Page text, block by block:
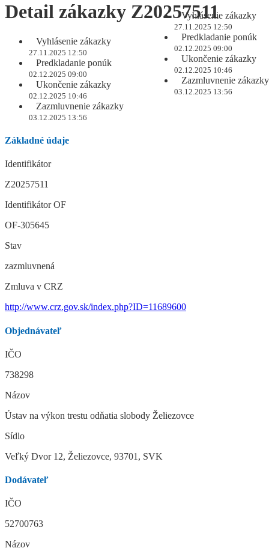
Vyhlásenie zákazky
27.11.2025 12:50
Predkladanie ponúk
02.12.2025 09:00
Ukončenie zákazky
02.12.2025 10:46
Zazmluvnenie zákazky
03.12.2025 13:56
Detail zákazky Z20257511
Vyhlásenie zákazky
27.11.2025 12:50
Predkladanie ponúk
02.12.2025 09:00
Ukončenie zákazky
02.12.2025 10:46
Zazmluvnenie zákazky
03.12.2025 13:56
Základné údaje
Identifikátor
Z20257511
Identifikátor OF
OF-305645
Stav
zazmluvnená
Zmluva v CRZ
http://www.crz.gov.sk/index.php?ID=11689600
Objednávateľ
IČO
738298
Názov
Ústav na výkon trestu odňatia slobody Želiezovce
Sídlo
Veľký Dvor 12, Želiezovce, 93701, SVK
Dodávateľ
IČO
52700763
Názov